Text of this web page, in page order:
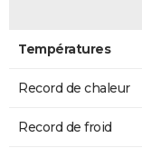
Températures
Record de chaleur
Record de froid